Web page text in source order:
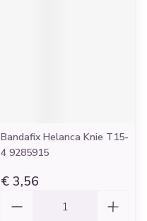
Bandafix Helanca Knie T15-
4 9285915
€ 3,56